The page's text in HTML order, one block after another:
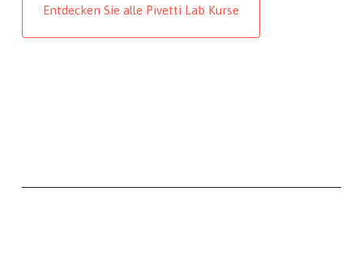
Entdecken Sie alle Pivetti Lab Kurse